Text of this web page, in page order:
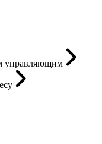
управляющим